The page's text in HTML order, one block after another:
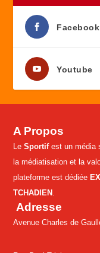
Facebook
Youtube
A Propos
LeSportifest un média
la médiatisation et la
plateforme est dédiée
TCHADIEN
Adresse
Avenue Charles de